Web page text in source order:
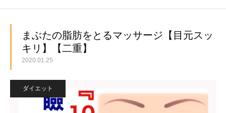
まぶたの脂肪をとるマッサージ【目元スッ
キリ】【二重】
2020.01.25
ダイエット